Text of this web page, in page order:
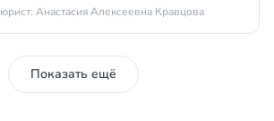
юрист: Анастасия Алексеевна Кравцова
Показать ещё